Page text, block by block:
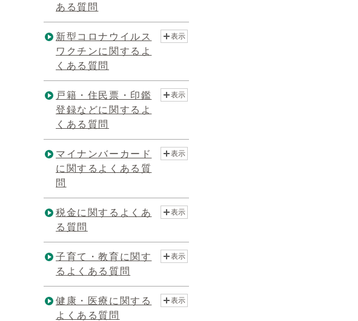
ある質問
新型コロナウイルス
ワクチンに関するよ
くある質問
表示
戸籍・住民票・印鑑
登録などに関するよ
くある質問
表示
マイナンバーカード
に関するよくある質
問
表示
税金に関するよくあ
る質問
表示
子育て・教育に関す
るよくある質問
表示
健康・医療に関する
よくある質問
表示